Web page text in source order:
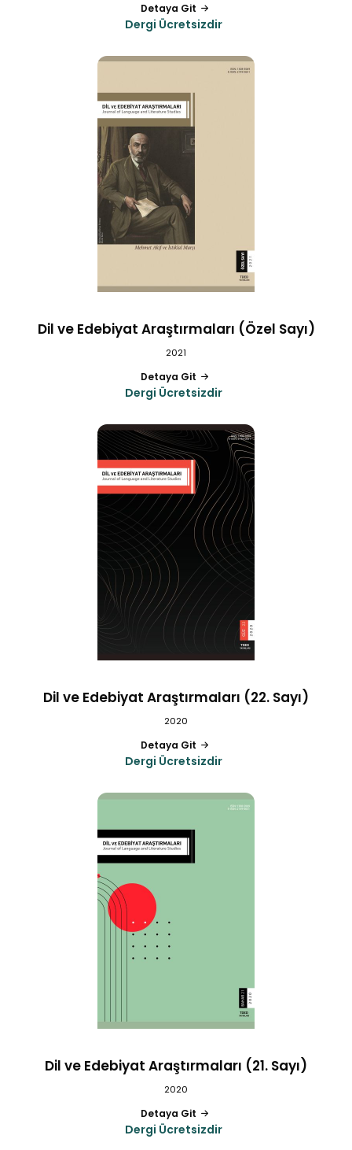
Detaya Git
Dergi Ücretsizdir
Dil ve Edebiyat Araştırmaları (Özel Sayı)
2021
Detaya Git
Dergi Ücretsizdir
Dil ve Edebiyat Araştırmaları (22. Sayı)
2020
Detaya Git
Dergi Ücretsizdir
Dil ve Edebiyat Araştırmaları (21. Sayı)
2020
Detaya Git
Dergi Ücretsizdir